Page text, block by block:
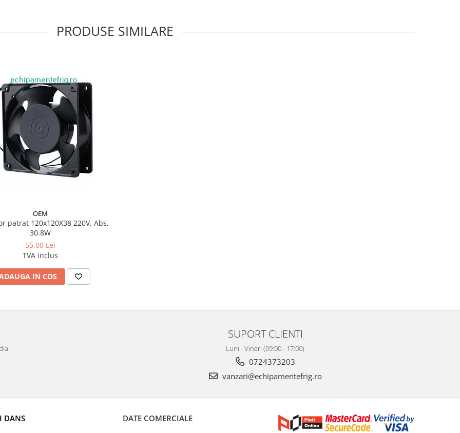
PRODUSE SIMILARE
OEM
patrat 120x120X38 220V, Abs,
30.8W
55,00 Lei
TVA inclus
IN COS
SUPORT CLIENTI
Luni - Vineri (09:00 - 17:00)
0724373203
vanzari@echipamentefrig.ro
DANS DATE COMERCIALE